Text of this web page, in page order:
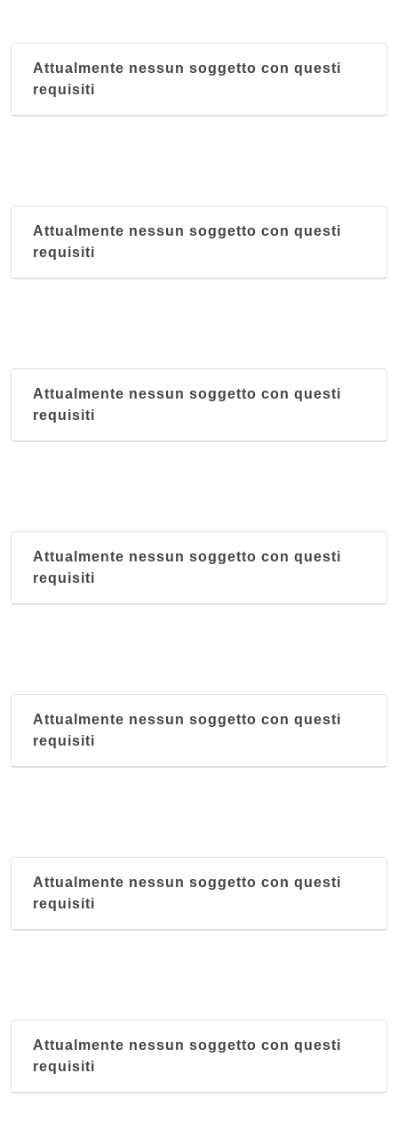
Attualmente nessun soggetto con questi
requisiti
Attualmente nessun soggetto con questi
requisiti
Attualmente nessun soggetto con questi
requisiti
Attualmente nessun soggetto con questi
requisiti
Attualmente nessun soggetto con questi
requisiti
Attualmente nessun soggetto con questi
requisiti
Attualmente nessun soggetto con questi
requisiti